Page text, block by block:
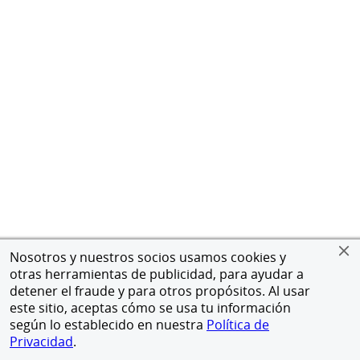
Nosotros y nuestros socios usamos cookies y
otras herramientas de publicidad, para ayudar a
detener el fraude y para otros propósitos. Al usar
este sitio, aceptas cómo se usa tu información
según lo establecido en nuestra Política de
Privacidad.